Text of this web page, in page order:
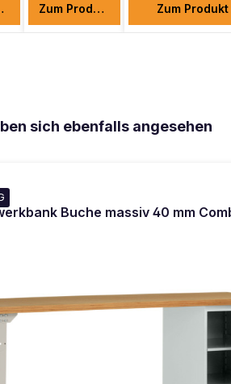
Zum Produkt Zum Produkt
überspringen
sich ebenfalls angesehen
Buche massiv 40 mm